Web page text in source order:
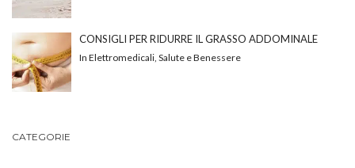
CONSIGLI PER RIDURRE IL GRASSO ADDOMINALE
In Elettromedicali, Salute e Benessere
CATEGORIE